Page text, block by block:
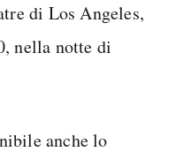
di Los Angeles,
nella notte di
anche lo